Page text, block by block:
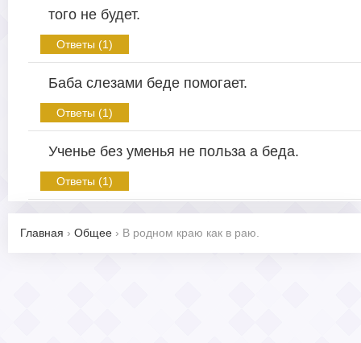
того не будет.
Ответы (1)
Баба слезами беде помогает.
Ответы (1)
Ученье без уменья не польза а беда.
Ответы (1)
Главная › Общее › В родном краю как в раю.